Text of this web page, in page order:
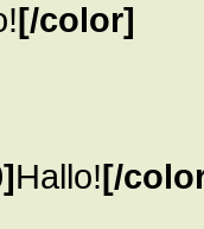
[/color]
Hallo![/